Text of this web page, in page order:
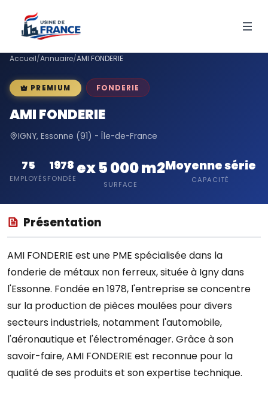
Accueil/Annuaire/AMI FONDERIE
PREMIUM FONDERIE
AMI FONDERIE
IGNY, Essonne (91) - Île-de-France
75
EMPLOYÉS
1978
FONDÉE
ex 5 000 m2
SURFACE
Moyenne série
CAPACITÉ
Présentation
AMI FONDERIE est une PME spécialisée dans la
fonderie de métaux non ferreux, située à Igny dans
l'Essonne. Fondée en 1978, l'entreprise se concentre
sur la production de pièces moulées pour divers
secteurs industriels, notamment l'automobile,
l'aéronautique et l'électroménager. Grâce à son
savoir-faire, AMI FONDERIE est reconnue pour la
qualité de ses produits et son expertise technique.